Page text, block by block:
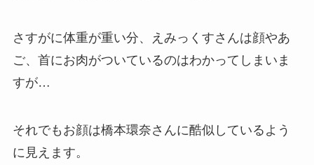
さすがに体重が重い分、えみっくすさんは顔やあ
ご、首にお肉がついているのはわかってしまいま
すが…
それでもお顔は橋本環奈さんに酷似しているよう
に見えます。